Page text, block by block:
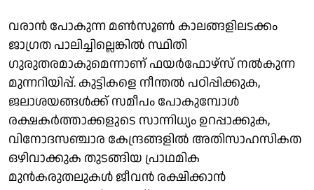
വരാൻ പോകുന്ന മൺസൂൺ കാലങ്ങളിലടക്കം
ജാഗ്രത പാലിച്ചില്ലെങ്കിൽ സ്ഥിതി
ഗുരുതരമാകുമെന്നാണ് ഫയർഫോഴ്സ് നൽകുന്ന
മുന്നറിയിപ്പ്. കുട്ടികളെ നീന്തൽ പഠിപ്പിക്കുക,
ജലാശയങ്ങൾക്ക് സമീപം പോകുമ്പോൾ
രക്ഷകർത്താക്കളുടെ സാന്നിധ്യം ഉറപ്പാക്കുക,
വിനോദസഞ്ചാര കേന്ദ്രങ്ങളിൽ അതിസാഹസികത
ഒഴിവാക്കുക തുടങ്ങിയ പ്രാഥമിക
മുൻകരുതലുകൾ ജീവൻ രക്ഷിക്കാൻ